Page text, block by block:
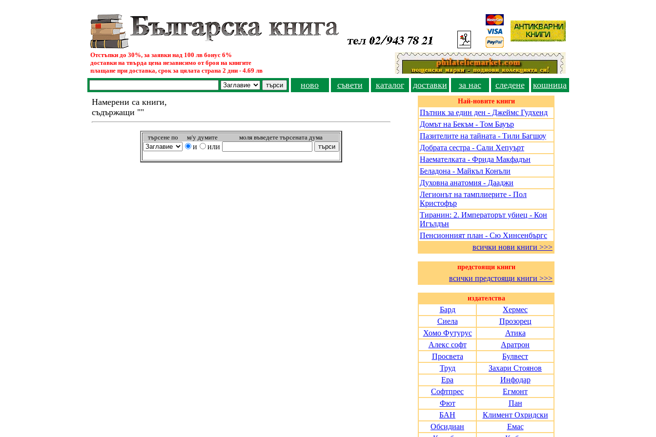
Отстъпки до 30%, за заявки над 100 лв бонус 6%
доставки на твърда цена независимо от броя на книгите
плащане при доставка, срок за цялата страна 2 дни - 4.69 лв
ново съвети каталог доставки за нас следене
кошница
Намерени са книги,
съдържащи ""
търсeне по м/у думите моля въведете търсената дума
и или
Най-новите книги
Пътник за един ден - Джеймс Гудхенд
Домът на Бекъм - Том Бауър
Пазителите на тайната - Тили Багшоу
Добрата сестра - Сали Хепуърт
Наемателката - Фрида Макфадън
Беладона - Майкъл Конъли
Духовна анатомия - Дааджи
Легионът на тамплиерите - Пол
Кристофър
Тиранин: 2. Императорът убиец - Кон
Игълдън
Пенсионният план - Сю Хинсенбъргс
всички нови книги >>>
предстоящи книги
всички предстоящи книги >>>
издателства
Бард
Хермес
Сиела
Прозорец
Хомо Футурус
Атика
Алекс софт
Аратрон
Просвета
Булвест
Труд
Захари Стоянов
Ера
Инфодар
Софтпрес
Егмонт
Фют
Пан
БАН
Климент Охридски
Обсидиан
Емас